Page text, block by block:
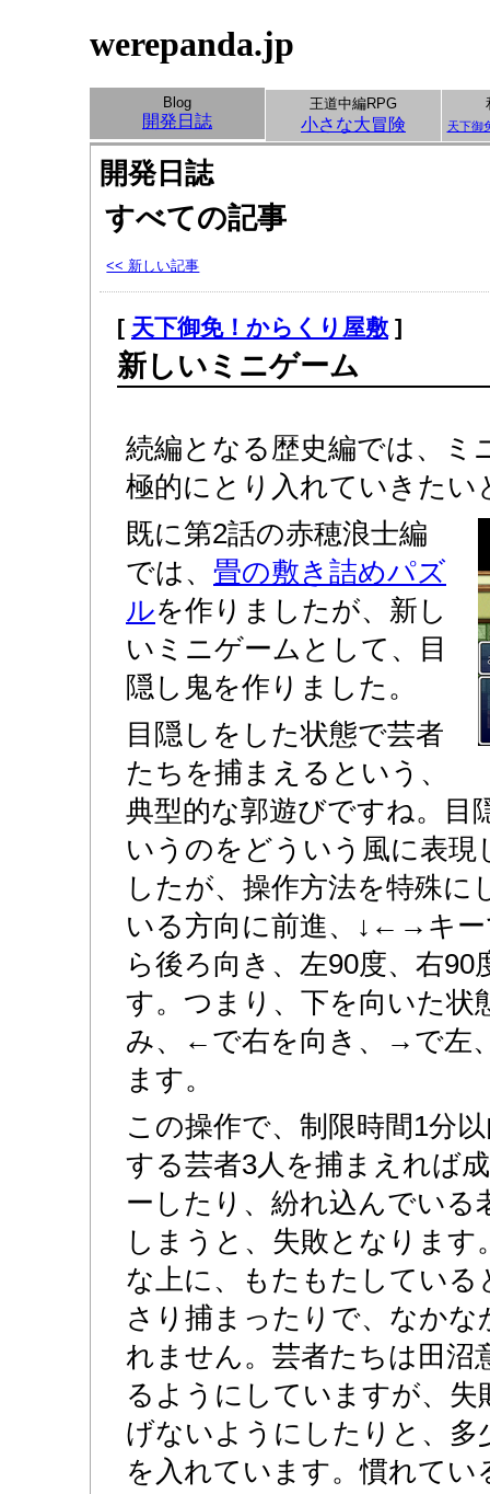
werepanda.jp
Blog
開発日誌
王道中編RPG
小さな大冒険 天下御
開発日誌
すべての記事
<< 新しい記事
[ 天下御免！からくり屋敷 ]
新しいミニゲーム
続編となる歴史編では、ミ
極的にとり入れていきたい
既に第2話の赤穂浪士編
では、 畳の敷き詰めパズ
ルを作りましたが、新し
いミニゲームとして、目
隠し鬼を作りました。
目隠しをした状態で芸者
たちを捕まえるという、
典型的な郭遊びですね。目
いうのをどういう風に表
したが、操作方法を特殊に
いる方向に前進、↓←→キー
ら後ろ向き、左90度、右
す。つまり、下を向いた状
み、←で右を向き、→で左
ます。
この操作で、制限時間1分
する芸者3人を捕まえれば
ーしたり、紛れ込んでいる
しまうと、失敗となりま
な上に、もたもたしている
さり捕まったりで、なか
れません。芸者たちは田沼
るようにしていますが、失
げないようにしたりと、多
を入れています。慣れて